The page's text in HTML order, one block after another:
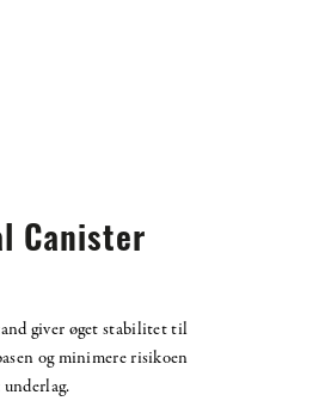
Canister
giver øget stabilitet til
og minimere risikoen